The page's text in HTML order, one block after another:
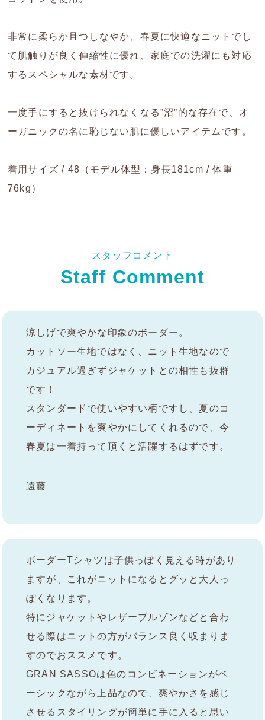
非常に柔らか且つしなやか、春夏に快適なニットでし
て肌触りが良く伸縮性に優れ、家庭での洗濯にも対応
するスペシャルな素材です。
一度手にすると抜けられなくなる”沼”的な存在で、オ
ーガニックの名に恥じない肌に優しいアイテムです。
着用サイズ / 48（モデル体型：身長181cm / 体重
76kg）
スタッフコメント
Staff Comment
涼しげで爽やかな印象のボーダー。
カットソー生地ではなく、ニット生地なので
カジュアル過ぎずジャケットとの相性も抜群
です！
スタンダードで使いやすい柄ですし、夏のコ
ーディネートを爽やかにしてくれるので、今
春夏は一着持って頂くと活躍するはずです。
遠藤
ボーダーTシャツは子供っぽく見える時があり
ますが、これがニットになるとグッと大人っ
ぽくなります。
特にジャケットやレザーブルゾンなどと合わ
せる際はニットの方がバランス良く収まりま
すのでおススメです。
GRAN SASSOは色のコンビネーションがベ
ーシックながら上品なので、爽やかさを感じ
させるスタイリングが簡単に手に入ると思い